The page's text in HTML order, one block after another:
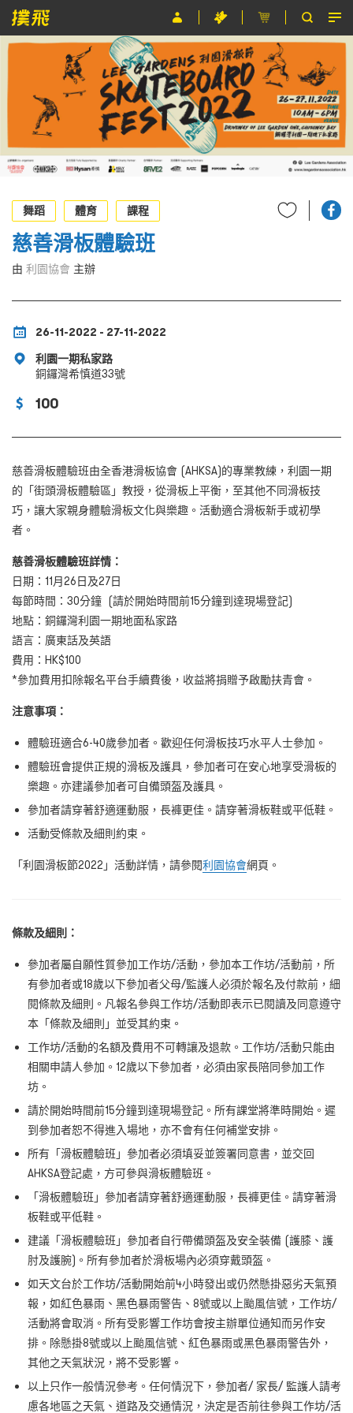
主辦單位
關於撲飛
條款及細則
EN
舞蹈
體育 課程
慈善滑板體驗班
由 利園協會 主辦
26-11-2022 - 27-11-2022
利園一期私家路
銅鑼灣希慎道33號
100
慈善滑板體驗班由全香港滑板協會 (AHKSA)的專業教練，利園一期
的「街頭滑板體驗區」教授，從滑板上平衡，至其他不同滑板技
巧，讓大家親身體驗滑板文化與樂趣。活動適合滑板新手或初學
者。
慈善滑板體驗班詳情：
日期：11月26日及27日
每節時間：30分鐘 (請於開始時間前15分鐘到達現場登記)
地點：銅鑼灣利園一期地面私家路
語言：廣東話及英語
費用：HK$100
*參加費用扣除報名平台手續費後，收益將捐贈予啟勵扶青會。
注意事項：
體驗班適合6-40歲參加者。歡迎任何滑板技巧水平人士參加。
體驗班會提供正規的滑板及護具，參加者可在安心地享受滑板的
樂趣。亦建議參加者可自備頭盔及護具。
參加者請穿著舒適運動服，長褲更佳。請穿著滑板鞋或平低鞋。
活動受條款及細則約束。
「利園滑板節2022 」活動詳情，請參閱利園協會網頁。
條款及細則：
參加者屬自願性質參加工作坊/活動，參加本工作坊/活動前，所
有參加者或18歲以下參加者父母/監護人必須於報名及付款前，細
閱條款及細則。凡報名參與工作坊/活動即表示已閱讀及同意遵守
本「條款及細則」並受其約束。
工作坊/活動的名額及費用不可轉讓及退款。工作坊/活動只能由
相關申請人參加。12歲以下參加者，必須由家長陪同參加工作
坊。
請於開始時間前15分鐘到達現場登記。所有課堂將準時開始。遲
到參加者恕不得進入場地，亦不會有任何補堂安排。
所有「滑板體驗班」參加者必須填妥並簽署同意書，並交回
AHKSA登記處，方可參與滑板體驗班。
「滑板體驗班」參加者請穿著舒適運動服，長褲更佳。請穿著滑
板鞋或平低鞋。
建議「滑板體驗班」參加者自行帶備頭盔及安全裝備 (護膝、護
肘及護腕)。所有參加者於滑板場內必須穿戴頭盔。
如天文台於工作坊/活動開始前4小時發出或仍然懸掛惡劣天氣預
報，如紅色暴雨、黑色暴雨警告、8號或以上颱風信號，工作坊/
活動將會取消。所有受影響工作坊會按主辦單位通知而另作安
排。除懸掛8號或以上颱風信號、紅色暴雨或黑色暴雨警告外，
其他之天氣狀況，將不受影響。
以上只作一般情況參考。任何情況下，參加者/ 家長/ 監護人請考
慮各地區之天氣、道路及交通情況，決定是否前往參與工作坊/活